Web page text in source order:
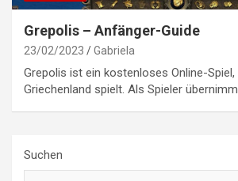
Grepolis – Anfänger-Guide
23/02/2023 Gabriela
Grepolis ist ein kostenloses Online-
Griechenland spielt. Als Spieler
Suchen